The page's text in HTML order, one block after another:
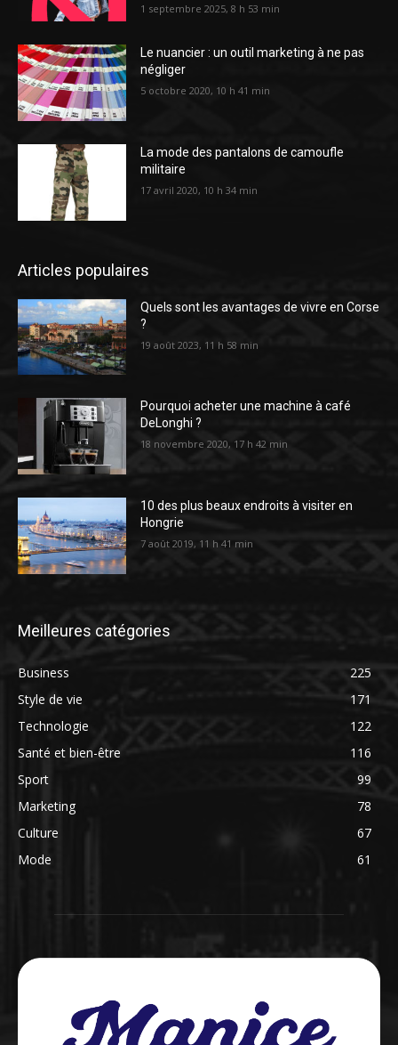
1 septembre 2025, 8 h 53 min
Le nuancier : un outil marketing à ne pas
négliger
5 octobre 2020, 10 h 41 min
La mode des pantalons de camoufle
militaire
17 avril 2020, 10 h 34 min
Articles populaires
Quels sont les avantages de vivre en Corse
?
19 août 2023, 11 h 58 min
Pourquoi acheter une machine à café
DeLonghi ?
18 novembre 2020, 17 h 42 min
10 des plus beaux endroits à visiter en
Hongrie
7 août 2019, 11 h 41 min
Meilleures catégories
Business
225
Style de vie
171
Technologie
122
Santé et bien-être
116
Sport
99
Marketing
78
Culture
67
Mode
61